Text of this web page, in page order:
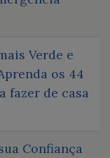
Verde e
os 44
fazer de casa
Confiança